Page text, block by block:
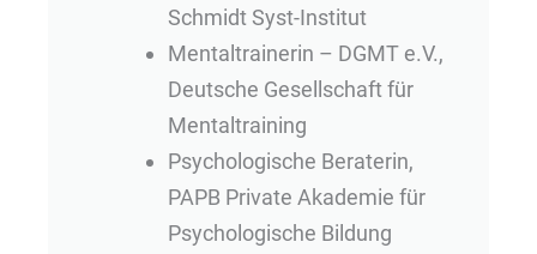
Schmidt Syst-Institut
Mentaltrainerin – DGMT e.V.,
Deutsche Gesellschaft für
Mentaltraining
Psychologische Beraterin,
PAPB Private Akademie für
Psychologische Bildung